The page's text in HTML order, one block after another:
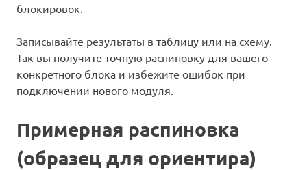
блокировок.
Записывайте результаты в таблицу или на схему.
Так вы получите точную распиновку для вашего
конкретного блока и избежите ошибок при
подключении нового модуля.
Примерная распиновка
(образец для ориентира)